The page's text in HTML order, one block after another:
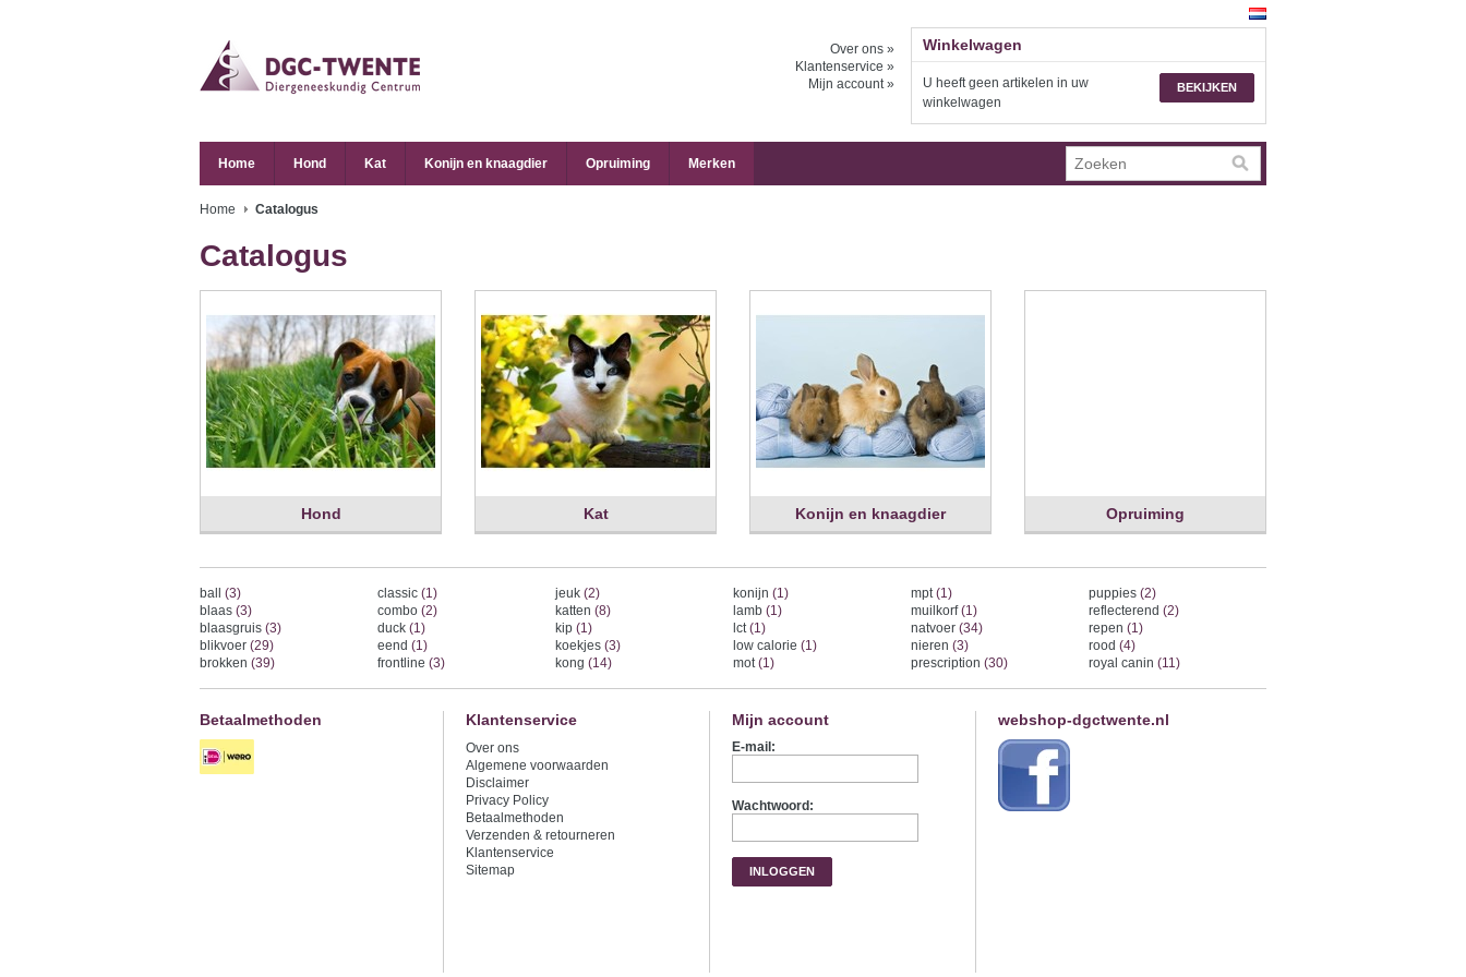
Over ons »
Klantenservice »
Mijn account »
Winkelwagen
BEKIJKEN
U heeft geen artikelen in uw
winkelwagen
Home Hond Kat Konijn en knaagdier Opruiming Merken
Home Catalogus
Catalogus
Hond Kat Konijn en knaagdier Opruiming
ball (3)
blaas (3)
blaasgruis (3)
blikvoer (29)
brokken (39)
classic (1)
combo (2)
duck (1)
eend (1)
frontline (3)
jeuk (2)
katten (8)
kip (1)
koekjes (3)
kong (14)
konijn (1)
lamb (1)
lct(1)
low calorie (1)
mot(1)
mpt(1)
muilkorf(1)
natvoer (34)
nieren (3)
prescription (30)
puppies (2)
reflecterend (2)
repen (1)
rood (4)
royal canin (11)
Betaalmethoden Klantenservice
Over ons
Algemene voorwaarden
Disclaimer
Privacy Policy
Betaalmethoden
Verzenden & retourneren
Klantenservice
Sitemap
Mijn account
E-mail:
Wachtwoord:
INLOGGEN
webshop-dgctwente.nl